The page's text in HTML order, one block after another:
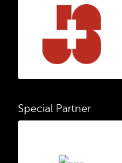
Special Partner